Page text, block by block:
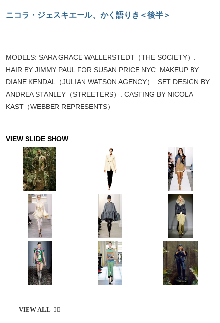
ニコラ・ジェスキエール、かく語りき＜後半＞
MODELS: SARA GRACE WALLERSTEDT（THE SOCIETY）.
HAIR BY JIMMY PAUL FOR SUSAN PRICE NYC. MAKEUP BY
DIANE KENDAL（JULIAN WATSON AGENCY）. SET DESIGN BY
ANDREA STANLEY（STREETERS）. CASTING BY NICOLA
KAST（WEBBER REPRESENTS）